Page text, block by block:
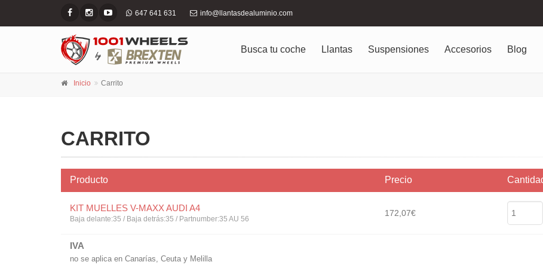
647 641 631 info@llantasdealuminio.com
Busca tu coche Llantas Suspensiones Accesorios Blog
Inicio Carrito
CARRITO
Producto Precio
KIT MUELLES V-MAXX AUDI A4
Baja delante:35 / Baja detrás:35 / Partnumber:35 AU 56
172,07€
IVA
no se aplica en Canarías, Ceuta y Melilla